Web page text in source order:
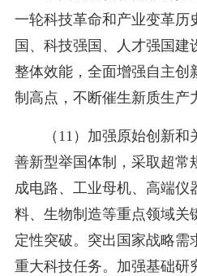
一轮科技革命和产业变革历
国、科技强国、人才强国建
整体效能，全面增强自主创
制高点，不断催生新质生产
（11）加强原始创新
善新型举国体制，采取超常
成电路、工业母机、高端仪
料、生物制造等重点领域关
定性突破。突出国家战略需
重大科技任务。加强基础研